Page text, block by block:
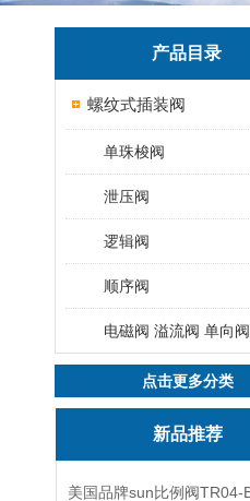
产品目录
螺纹式插装阀
单珠梭阀
泄压阀
逻辑阀
顺序阀
电磁阀 溢流阀 单向阀
点击更多分类
新品推荐